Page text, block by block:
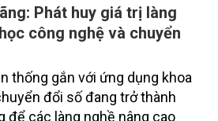
Phát huy giá trị làng
công nghệ và chuyển
thống gắn với ứng dụng khoa